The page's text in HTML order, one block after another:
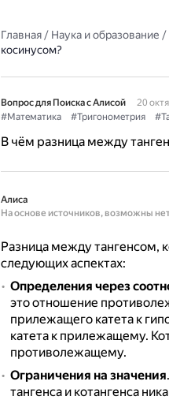
Главная/ Наука и образование /
косинусом?
Вопрос для Поиска с Алисой
20
#Математика
#Тригонометрия
В чём разница между
Алиса
На основе источников, возможны
Разница между тангенсом,
следующих аспектах:
Определения через
это отношение
прилежащего катета к
катета к прилежащему.
противолежащему.
Ограничения на значения.
тангенса и котангенса